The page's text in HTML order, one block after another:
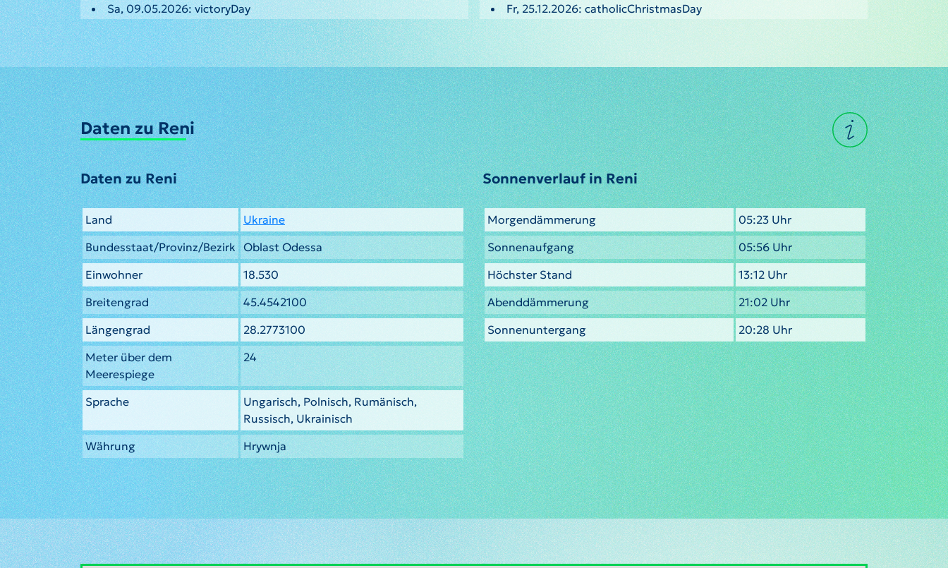
Sa, 09.05.2026: victoryDay
Fr, 25.12.2026: catholicChristmasDay
Daten zu Reni
Daten zu Reni
Land
Ukraine
Bundesstaat/Provinz/Bezirk Oblast Odessa
Einwohner
18.530
Breitengrad
45.4542100
Längengrad
28.2773100
Meter über dem
Meerespiege
24
Sprache
Ungarisch, Polnisch, Rumänisch,
Russisch, Ukrainisch
Währung
Hrywnja
Sonnenverlauf in Reni
Morgendämmerung
05:23 Uhr
Sonnenaufgang
05:56 Uhr
Höchster Stand
13:12 Uhr
Abenddämmerung
21:02 Uhr
Sonnenuntergang
20:28 Uhr